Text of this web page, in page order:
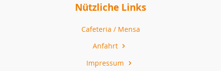
Nützliche Links
Cafeteria / Mensa
Anfahrt
Impressum